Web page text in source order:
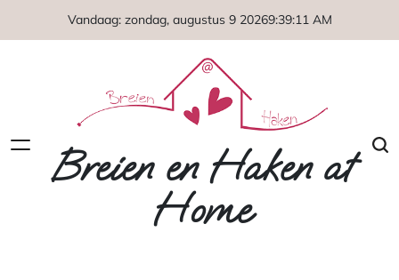
Vandaag: zondag, augustus 9 20269:39:12 AM
Breien en Haken at
Home